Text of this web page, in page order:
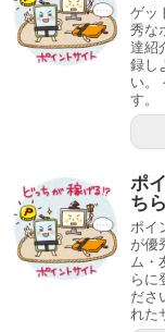
ゲッ
秀な
達紹
録し
い。
す。
ポ
ち
ポイ
が優
ム・
らに
ださ
れた